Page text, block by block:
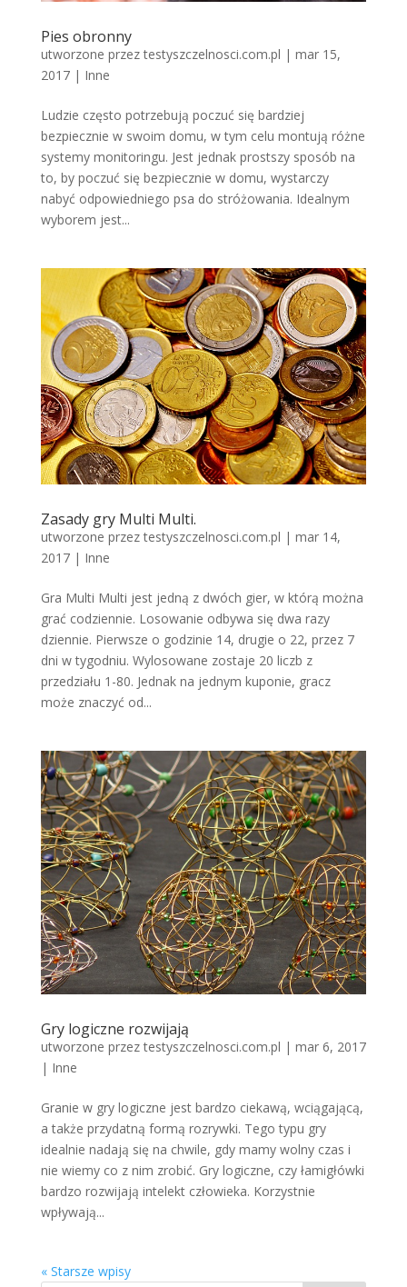
Pies obronny
utworzone przeztestyszczelnosci.com.pl | mar 15,
2017| Inne
Ludzie często potrzebują poczuć się bardziej
bezpiecznie w swoim domu, w tym celu montują różne
systemy monitoringu. Jest jednak prostszy sposób na
to, by poczuć się bezpiecznie w domu, wystarczy
nabyć odpowiedniego psa do stróżowania. Idealnym
wyborem jest...
Zasady gry Multi Multi.
utworzone przeztestyszczelnosci.com.pl | mar 14,
2017| Inne
Gra Multi Multi jest jedną z dwóch gier, w którą można
grać codziennie. Losowanie odbywa się dwa razy
dziennie. Pierwsze o godzinie 14, drugie o 22, przez 7
dni w tygodniu. Wylosowane zostaje 20 liczb z
przedziału 1-80. Jednak na jednym kuponie, gracz
może znaczyć od...
Gry logiczne rozwijają
utworzone przeztestyszczelnosci.com.pl | mar 6, 2017
| Inne
Granie w gry logiczne jest bardzo ciekawą, wciągającą,
a także przydatną formą rozrywki. Tego typu gry
idealnie nadają się na chwile, gdy mamy wolny czas i
nie wiemy co z nim zrobić. Gry logiczne, czy łamigłówki
bardzo rozwijają intelekt człowieka. Korzystnie
wpływają...
« Starsze wpisy